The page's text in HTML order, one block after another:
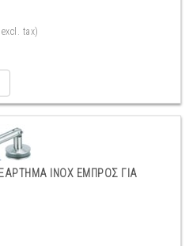
tax)
INOX ΕΜΠΡΟΣ ΓΙΑ